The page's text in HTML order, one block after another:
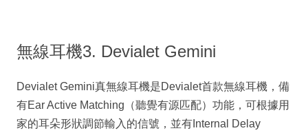
無線耳機3. Devialet Gemini
Devialet Gemini真無線耳機是Devialet首款無線耳機，備
有Ear Active Matching（聽覺有源匹配）功能，可根據用
家的耳朵形狀調節輸入的信號，並有Internal Delay